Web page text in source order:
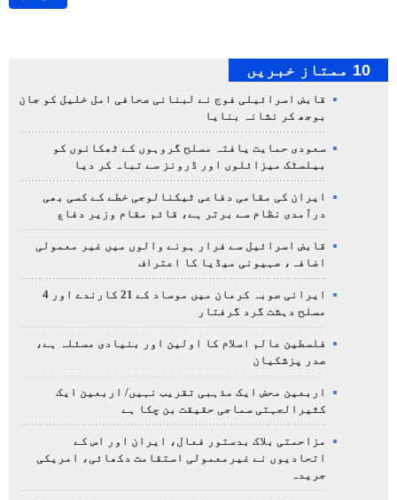
10 ممتاز خبریں
قابض اسرائیلی فوج نے لبنانی صحافی امل خلیل کو جان
بوجھ کر نشانہ بنایا
سعودی حمایت یافتہ مسلح گروہوں کے ٹھکانوں کو
بیلسٹک میزائلوں اور ڈرونز سے تباہ کر دیا
ایران کی مقامی دفاعی ٹیکنالوجی خطے کے کسی بھی
درآمدی نظام سے برتر ہے، قائم مقام وزیر دفاع
قابض اسرائیل سے فرار ہونے والوں میں غیر معمولی
اضافہ، صہیونی میڈیا کا اعتراف
ایرانی صوبہ کرمان میں موساد کے 21 کارندے اور 4
مسلح دہشت گرد گرفتار
فلسطین عالم اسلام کا اولین اور بنیادی مسئلہ ہے،
صدر پزشکیان
اربعین محض ایک مذہبی تقریب نہیں/ اربعین ایک
کثیرالجہتی سماجی حقیقت بن چکا ہے
مزاحمتی بلاک بدستور فعال، ایران اور اس کے
اتحادیوں نے غیرمعمولی استقامت دکھائی، امریکی
جریدہ